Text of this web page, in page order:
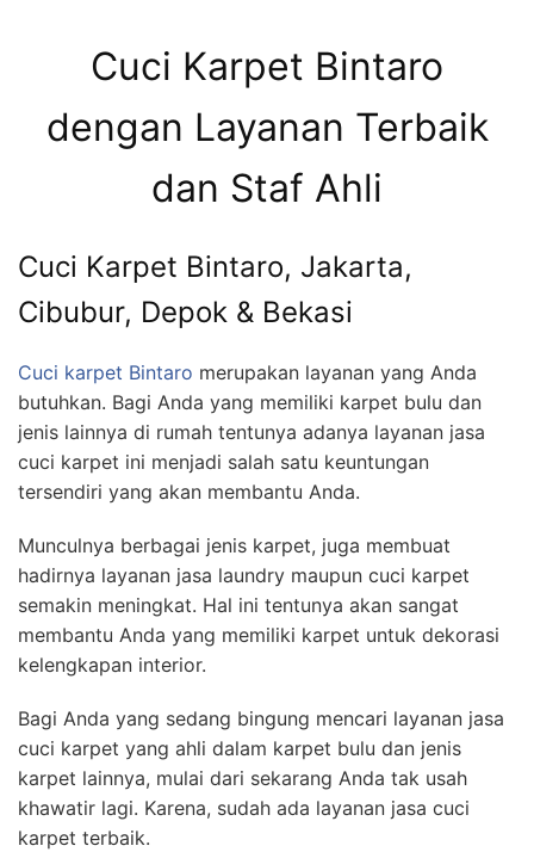
Cuci Karpet Bintaro
dengan Layanan Terbaik
dan Staf Ahli
Cuci Karpet Bintaro, Jakarta,
Cibubur, Depok & Bekasi
Cuci karpet Bintaro merupakan layanan yang Anda
butuhkan. Bagi Anda yang memiliki karpet bulu dan
jenis lainnya di rumah tentunya adanya layanan jasa
cuci karpet ini menjadi salah satu keuntungan
tersendiri yang akan membantu Anda.
Munculnya berbagai jenis karpet, juga membuat
hadirnya layanan jasa laundry maupun cuci karpet
semakin meningkat. Hal ini tentunya akan sangat
membantu Anda yang memiliki karpet untuk dekorasi
kelengkapan interior.
Bagi Anda yang sedang bingung mencari layanan jasa
cuci karpet yang ahli dalam karpet bulu dan jenis
karpet lainnya, mulai dari sekarang Anda tak usah
khawatir lagi. Karena, sudah ada layanan jasa cuci
karpet terbaik.